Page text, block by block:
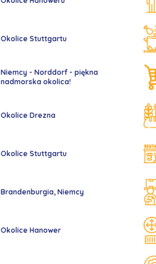
Okolice Stuttgartu
Niemcy - Norddorf - piękna
nadmorska okolica!
Okolice Drezna
Okolice Stuttgartu
Brandenburgia, Niemcy
Okolice Hanower